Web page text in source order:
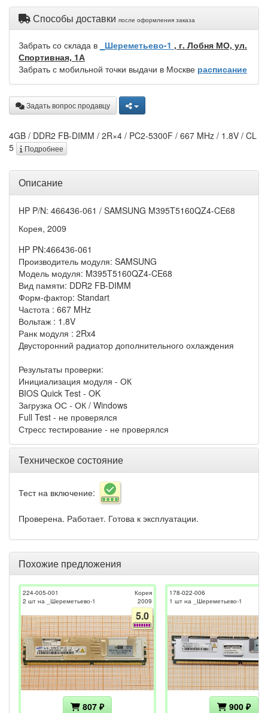
Способы доставки после оформления заказа
Забрать со склада в _Шереметьево-1 , г. Лобня МО, ул.
Спортивная, 1А
Забрать с мобильной точки выдачи в Москве расписание
Задать вопрос продавцу
4GB / DDR2 FB-DIMM / 2R×4 / PC2-5300F / 667 MHz / 1.8V / CL
5
Подробнее
Описание
HP P/N: 466436-061 / SAMSUNG M395T5160QZ4-CE68
Корея, 2009
HP PN:466436-061
Производитель модуля: SAMSUNG
Модель модуля: M395T5160QZ4-CE68
Вид памяти: DDR2 FB-DIMM
Форм-фактор: Standart
Частота : 667 MHz
Вольтаж : 1.8V
Ранк модуля : 2Rx4
Двусторонний радиатор дополнительного охлаждения
Результаты проверки:
Инициализация модуля - ОК
BIOS Quick Test - OK
Загрузка ОС - ОК / Windows
Full Test - не проверялся
Стресс тестирование - не проверялся
Техническое состояние
Тест на включение:
Проверена. Работает. Готова к эксплуатации.
Похожие предложения
224-005-001
2 шт на _Шереметьево-1
Корея
2009
5.0
807 ₽
178-022-006
1 шт на _Шереметьево-1
900 ₽